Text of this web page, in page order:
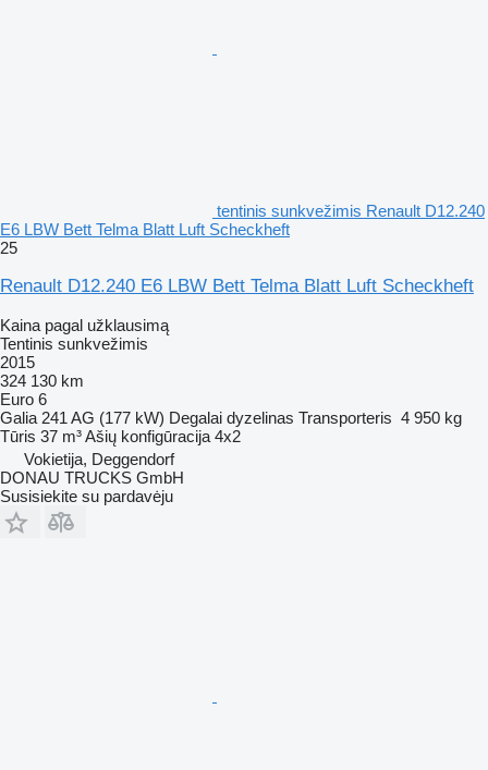
tentinis sunkvežimis Renault D12.240
E6 LBW Bett Telma Blatt Luft Scheckheft
25
Renault D12.240 E6 LBW Bett Telma Blatt Luft Scheckheft
Kaina pagal užklausimą
Tentinis sunkvežimis
2015
324 130 km
Euro 6
Galia 241 AG (177 kW) Degalai dyzelinas Transporteris 4 950 kg
Tūris 37 m³Ašių konfigūracija 4x2
Vokietija, Deggendorf
DONAU TRUCKS GmbH
Susisiekite su pardavėju